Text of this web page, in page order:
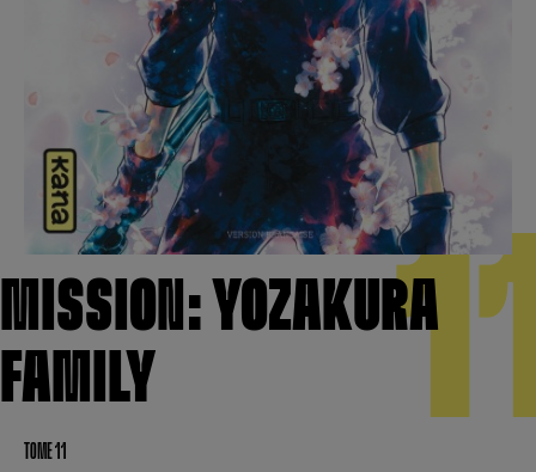
MISSION: YOZAKURA
FAMILY
TOME 11
Se connecter S’inscrire
Hunter x Hunter
Fire Force
Black Butler